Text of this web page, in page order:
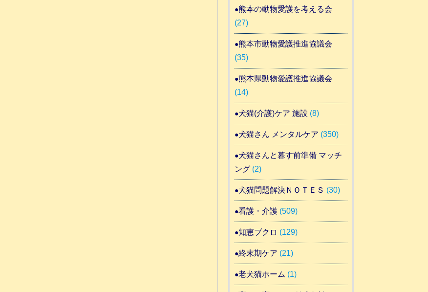
熊本の動物愛護を考える会
(27)
熊本市動物愛護推進協議会
(35)
熊本県動物愛護推進協議会
(14)
犬猫(介護)ケア 施設 (8)
犬猫さん メンタルケア (350)
犬猫さんと暮す前準備 マッチ
ング(2)
犬猫問題解決ＮＯＴＥＳ (30)
看護・介護(509)
知恵ブクロ (129)
終末期ケア (21)
老犬猫ホーム (1)